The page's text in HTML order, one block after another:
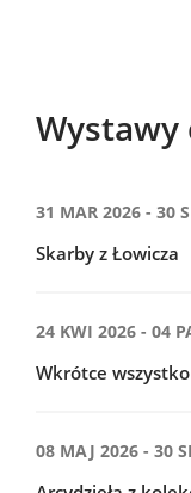
Wystawy
31 MAR 2026 - 30
Skarby z Łowicza
24 KWI 2026 - 04
Wkrótce
08 MAJ 2026 - 30